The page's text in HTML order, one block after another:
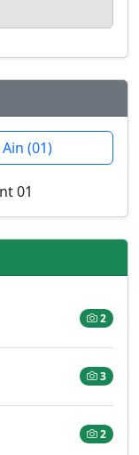
(01)
2
3
2